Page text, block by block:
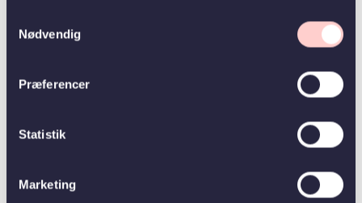
Nødvendig
Præferencer
Statistik
Marketing